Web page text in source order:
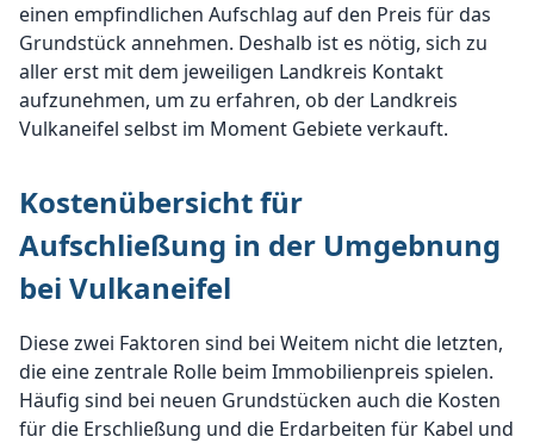
einen empfindlichen Aufschlag auf den Preis für das
Grundstück annehmen. Deshalb ist es nötig, sich zu
aller erst mit dem jeweiligen Landkreis Kontakt
aufzunehmen, um zu erfahren, ob der Landkreis
Vulkaneifel selbst im Moment Gebiete verkauft.
Kostenübersicht für
Aufschließung in der Umgebnung
bei Vulkaneifel
Diese zwei Faktoren sind bei Weitem nicht die letzten,
die eine zentrale Rolle beim Immobilienpreis spielen.
Häufig sind bei neuen Grundstücken auch die Kosten
für die Erschließung und die Erdarbeiten für Kabel und